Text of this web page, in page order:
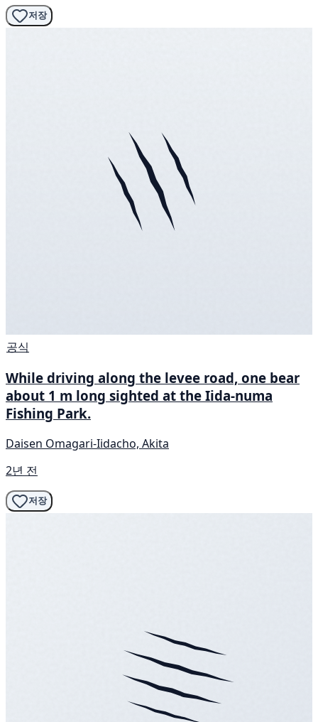
저장
공식
While driving along the levee road, one bear
about 1 m long sighted at the Iida-numa
Fishing Park.
Daisen Omagari-Iidacho, Akita
2년 전
저장